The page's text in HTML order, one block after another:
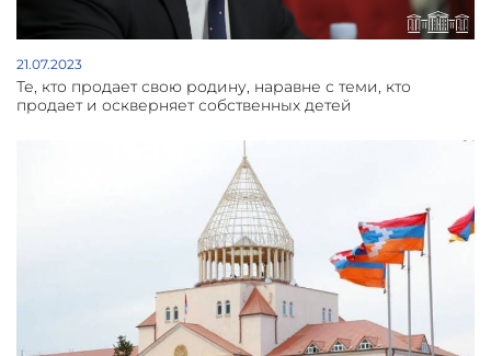
21.07.2023
Те, кто продает свою родину, наравне с теми, кто
продает и оскверняет собственных детей